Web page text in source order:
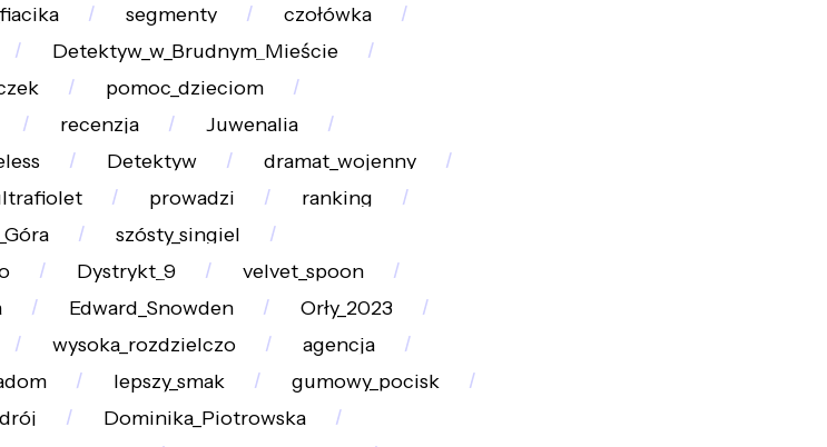
segmenty
czołówka
Detektyw_w_Brudnym_Mieście
pomoc_dzieciom
recenzja
Juwenalia
Detektyw
dramat_wojenny
prowadzi
ranking
szósty_singiel
Dystrykt_9
velvet_spoon
Edward_Snowden
Orły_2023
wysoka_rozdzielczo
agencja
lepszy_smak
gumowy_pocisk
Dominika_Piotrowska